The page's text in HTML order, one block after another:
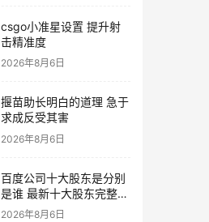
csgo小准星设置 提升射
击精准度
2026年8月6日
揠苗助长明白的道理 急于
求成反受其害
2026年8月6日
百度公司十大股东是分别
是谁 最新十大股东完整名
单
2026年8月6日